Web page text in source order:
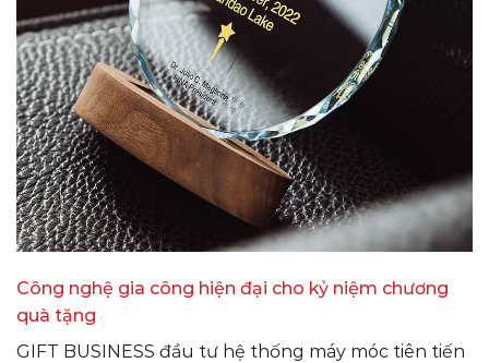
Công nghệ gia công hiện đại cho kỷ niệm chương
quà tặng
GIFT BUSINESS đầu tư hệ thống máy móc tiên tiến